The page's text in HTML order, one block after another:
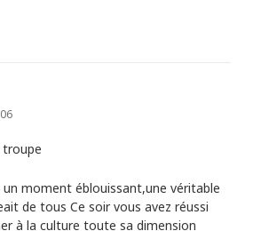
un moment éblouissant,une véritable
de tous Ce soir vous avez réussi
à la culture toute sa dimension